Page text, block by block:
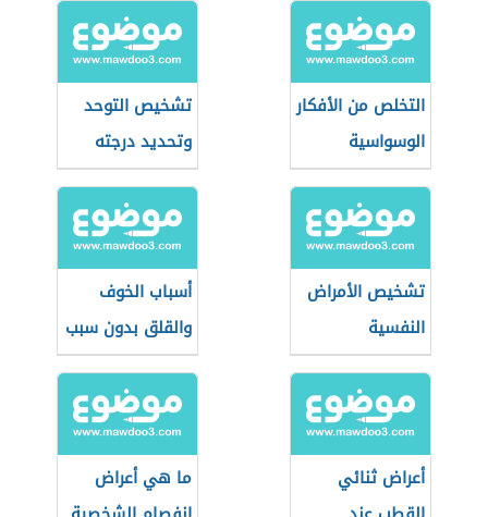
التخلص من الأفكار
الوسواسية
تشخيص التوحد
وتحديد درجته
تشخيص الأمراض
النفسية
أسباب الخوف
والقلق بدون سبب
أعراض ثنائي
ما هي أعراض